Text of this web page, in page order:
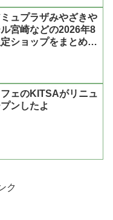
ミュプラザみやざきや
宮崎などの2026年8
ショップをまとめた
フェのKITSAがリニュ
ンしたよ
ク